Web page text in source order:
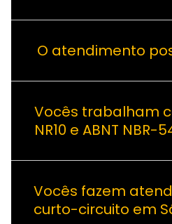
O atendimento
Vocês trabalham
NR10 e ABNT NBR-
Vocês fazem
curto-circuito em